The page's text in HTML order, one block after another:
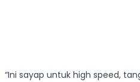
“Ini sayap untuk high speed,